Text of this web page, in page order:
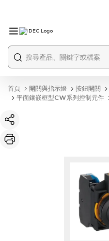
首頁 開關與指示燈 按鈕開關
平面鑲嵌框型CW系列控制元件